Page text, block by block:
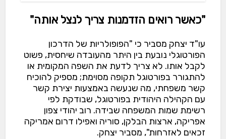
"כאשר רואים הזדמנות צריך לנצל אותה"
עו"ד יצחק מסביר כי "הפופולריות של הדרכון
הפורטוגלי נובעת בין היתר מהעובדה שיחסית, פשוט
לקבל אותו. לא צריך לדעת את השפה המקומית או
להתגורר בפורטוגל תקופה מסוימת; מספיק להוכיח
קשר משפחתי, מה שנעשה באמצעות יצירת קשר
עם הקהילה היהודית בפורטוגל, שבודקת לפי
רשימת שמות המשפחה שבידה. רוב יהודי צפון
אפריקה, ארצות הבלקן, סוריה ואפילו דרום אמריקה
זכאים לאזרחות", מסביר יצחק.